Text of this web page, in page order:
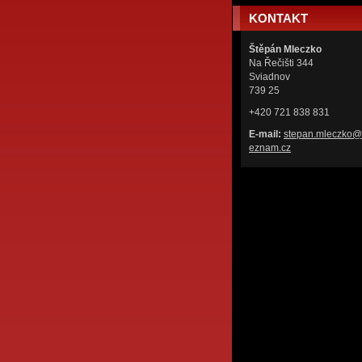
KONTAKT
Štěpán Mleczko
Na Řečišti 344
Sviadnov
739 25
+420 721 838 831
E-mail: stepan.m
eznam.cz